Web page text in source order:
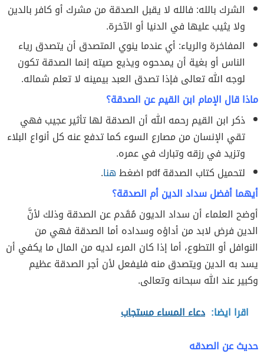
الشرك بالله: فالله لا يقبل الصدقة من مشرك أو كافر بالدين
ولا يثيب عليها في الدنيا أو الآخرة.
المفاخرة والرياء: أي عندما ينوي المتصدق أن يتصدق رياء
الناس أو بغية أن يمدحوه ويذيع صيته إنما الصدقة تكون
لوجه الله تعالى فإذا تصدق العبد بيمينه لا تعلم شماله.
ماذا قال الإمام ابن القيم عن الصدقة؟
ذكر ابن القيم رحمه الله أن الصدقة لها تأثير عجيب فهي
تقي الإنسان من مصارع السوء كما تدفع عنه كل أنواع البلاء
وتزيد في رزقه وتبارك في عمره.
لتحميل كتاب الصدقة pdf اضغط
هنا.
أيهما أفضل سداد الدين أم الصدقة؟
أوضح العلماء أن سداد الديون مُقَدم عن الصدقة وذلك لأنَّ
الدين فرض لابد من أداؤه وسداده أما الصدقة فهي من
النوافل أو التطوع، أما إذا كان المرء لديه من المال ما يكفي أن
يسد به الدين ويتصدق منه فليفعل لأن أجر الصدقة عظيم
وكبير عند الله سبحانه وتعالى.
اقرا ايضا: دعاء المساء مستجاب
حديث عن الصدقه